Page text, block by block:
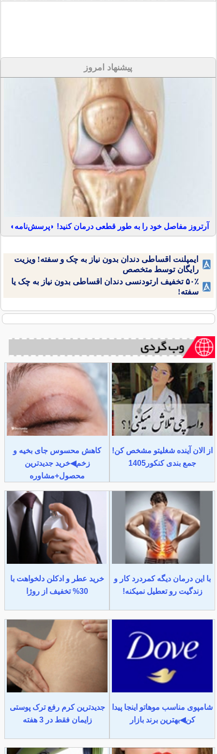
پیشنهاد امروز
آرتروز مفاصل خود را به طور قطعی درمان کنید! ◗پرسش‌نامه◖
ایمپلنت اقساطی دندان بدون نیاز به چک و سفته! ویزیت
رایگان توسط متخصص
۵۰٪ تخفیف ارتودنسی دندان اقساطی بدون نیاز به چک یا
سفته!
از الان آینده شغلیتو مشخص کن!
جمع بندی کنکور1405
کاهش محسوس جای بخیه و
زخم◀خرید جدیدترین
محصول+مشاوره
با این درمان دیگه کمردرد کار و
زندگیت رو تعطیل نمیکنه!
خرید عطر و ادکلن دلخواهت با
30% تخفیف از روژا
شامپوی مناسب موهاتو اینجا پیدا
کن◀بهترین برند بازار
جدیدترین کرم رفع ترک پوستی
زایمان فقط در 3 هفته